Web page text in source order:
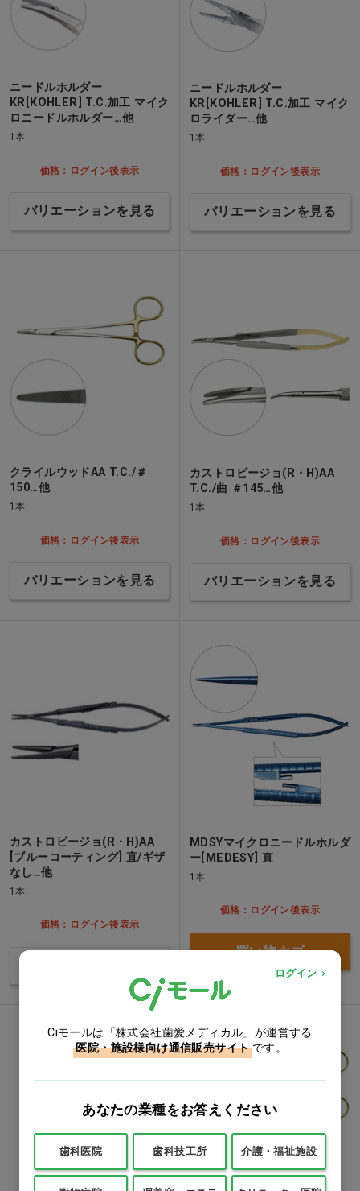
ニードルホルダー
KR[KOHLER] T.C.加工 マイク
ロニードルホルダー…他
1本
価格：ログイン後表示
バリエーションを見る
ニードルホルダー
KR[KOHLER] T.C.加工 マイク
ロライダー…他
1本
価格：ログイン後表示
バリエーションを見る
クライルウッドAA T.C./＃
150…他
1本
価格：ログイン後表示
バリエーションを見る
カストロビージョ(R・H)AA
T.C./曲 ＃145…他
1本
価格：ログイン後表示
バリエーションを見る
カストロビージョ(R・H)AA
[ブルーコーティング] 直/ギザ
なし…他
1本
価格：ログイン後表示
MDSYマイクロニードルホルダ
ー[MEDESY] 直
1本
価格：ログイン後表示
買い物カゴ
ログイン
Ciモールは「株式会社歯愛メディカル」が運営する
医院・施設様向け通信販売サイト です。
あなたの業種をお答えください
歯科医院 歯科技工所 介護・福祉施設